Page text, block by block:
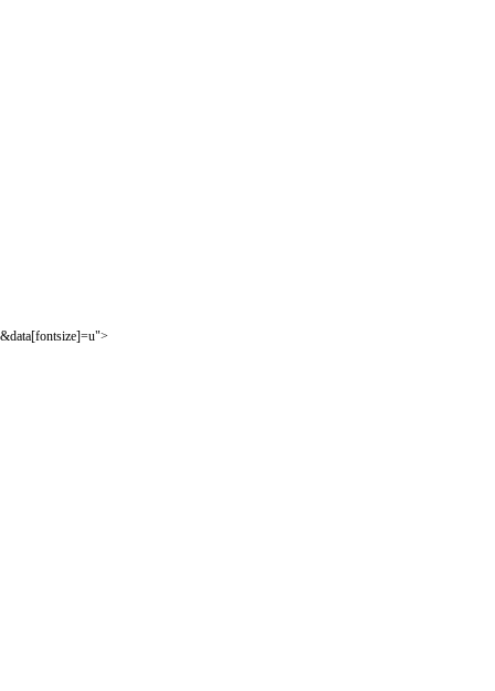
&data[fontsize]=u">